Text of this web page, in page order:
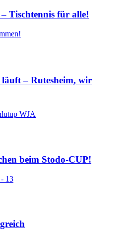
Tischtennis für alle!
– Rutesheim, wir
beim Stodo-CUP!